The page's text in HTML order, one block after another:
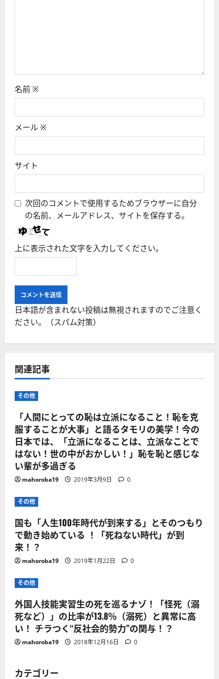
名前 ※
メール ※
サイト
次回のコメントで使用するためブラウザーに自分
の名前、メールアドレス、サイトを保存する。
上に表示された文字を入力してください。
日本語が含まれない投稿は無視されますのでご注意く
ださい。（スパム対策）
関連記事
その他
「人間にとっての恥は立派になること！恥を克
服することが大事」と語るタモリの美学！今の
日本では、「立派になることは、立派なことで
はない！世の中がおかしい！」恥を恥と感じな
い輩が多過ぎる
mahoroba19 2019年3月9日 0
その他
国も「人生100年時代が到来する」とそのつもり
で動き始めている ！「死ねない時代」が到
来！？
mahoroba19 2019年1月22日 0
その他
外国人技能実習生の死を巡るナゾ！「怪死（溺
死など）」の比率が13.8％（溺死）と異常に高
い！ チラつく“反社会的勢力”の関与！？
mahoroba19 2018年12月16日 0
カテゴリー